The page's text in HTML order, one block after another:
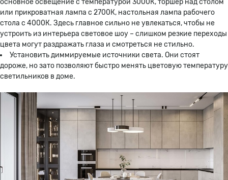
или прикроватная лампа с 2700К, настольная лампа рабочего
стола с 4000К. Здесь главное сильно не увлекаться, чтобы не
устроить из интерьера световое шоу – слишком резкие переходы
цвета могут раздражать глаза и смотреться не стильно.
Установить диммируемые источники света. Они стоят
дороже, но зато позволяют быстро менять цветовую температуру
светильников в доме.